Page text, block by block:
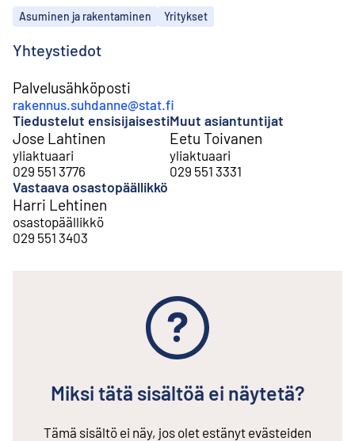
Aiheet
Asuminen ja rakentaminen Yritykset
Yhteystiedot
Palvelusähköposti
rakennus.suhdanne@stat.fi
Tiedustelut ensisijaisesti
Jose Lahtinen
yliaktuaari
029 551 3776
Muut asiantuntijat
Eetu Toivanen
yliaktuaari
029 551 3331
Vastaava osastopäällikkö
Harri Lehtinen
osastopäällikkö
029 551 3403
Miksi tätä sisältöä ei näytetä?
Tämä sisältö ei näy, jos olet estänyt evästeiden